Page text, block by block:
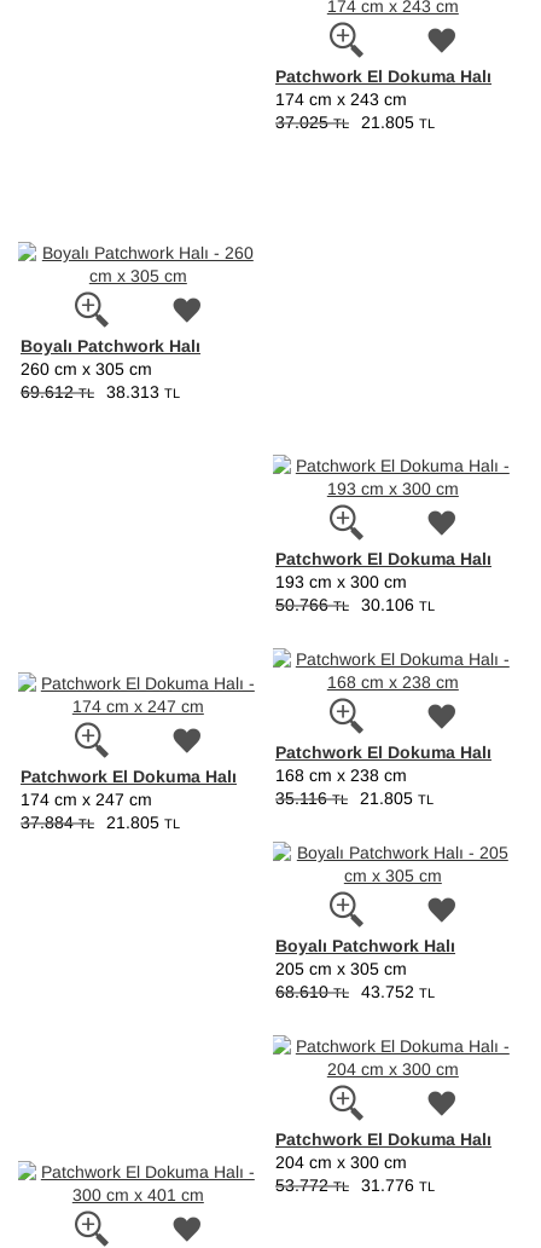
Patchwork El Dokuma Halı
174 cm x 243 cm
37.025TL 21.805 TL
Boyalı Patchwork Halı
260 cm x 305 cm
69.612TL 38.313 TL
Patchwork El Dokuma Halı
193 cm x 300 cm
50.766TL 30.106 TL
Patchwork El Dokuma Halı
168 cm x 238 cm
35.116TL 21.805 TL
Patchwork El Dokuma Halı
174 cm x 247 cm
37.884TL 21.805 TL
Boyalı Patchwork Halı
205 cm x 305 cm
68.610TL 43.752 TL
Patchwork El Dokuma Halı
204 cm x 300 cm
53.772TL 31.776 TL